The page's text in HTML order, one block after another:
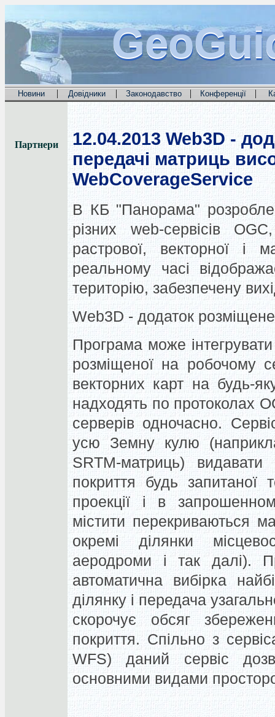
Новини | Довідники | Законодавство | Конференції |
Партнери 12.04.2013 Web3D -
передачі матриць
WebCoverageService
В КБ "Панорама"
різних web-сервісів
растрової, векторної і
реальному часі
територію, забезпечену
Web3D - додаток
Програма може
розміщеної на робочому
векторних карт на будь-
надходять по протоколах
серверів одночасно.
усю Земну кулю
SRTM-матриць)
покриття будь запитаної
проекції і в
містити перекриваються
окремі ділянки
аеродроми і так далі).
автоматична вибірка
ділянку і передача
скорочує обсяг
покриття. Спільно з
WFS) даний сервіс
основними видами